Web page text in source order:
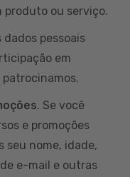
ou serviço.
dados pessoais
em
. Se você
e promoções
seu nome, idade,
e-mail e outras